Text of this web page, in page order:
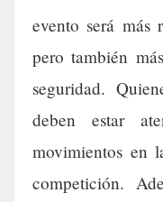
evento será más
pero también
seguridad.
deben estar
movimientos en
competición.